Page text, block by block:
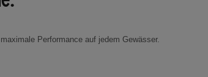
Performance auf jedem Gewässer.